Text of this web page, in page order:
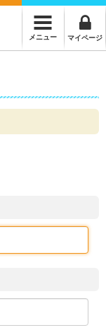
メニュー マイページ